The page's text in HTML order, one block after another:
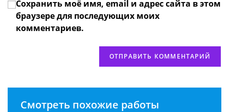
веб-
сайта
(необязательно)
Сохранить моё имя, email и адрес сайта в этом
браузере для последующих моих
комментариев.
Смотреть похожие работы